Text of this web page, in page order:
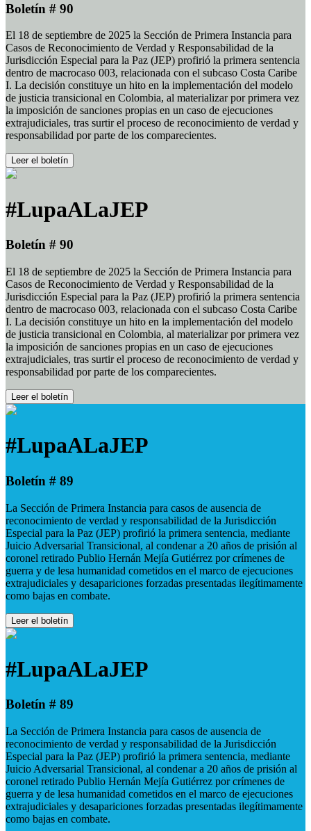
Boletín # 90
El 18 de septiembre de 2025 la Sección de Primera Instancia para
Casos de Reconocimiento de Verdad y Responsabilidad de la
Jurisdicción Especial para la Paz (JEP) profirió la primera sentencia
dentro de macrocaso 003, relacionada con el subcaso Costa Caribe
I. La decisión constituye un hito en la implementación del modelo
de justicia transicional en Colombia, al materializar por primera vez
la imposición de sanciones propias en un caso de ejecuciones
extrajudiciales, tras surtir el proceso de reconocimiento de verdad y
responsabilidad por parte de los comparecientes.
Leer el boletín
#LupaALaJEP
Boletín # 90
El 18 de septiembre de 2025 la Sección de Primera Instancia para
Casos de Reconocimiento de Verdad y Responsabilidad de la
Jurisdicción Especial para la Paz (JEP) profirió la primera sentencia
dentro de macrocaso 003, relacionada con el subcaso Costa Caribe
I. La decisión constituye un hito en la implementación del modelo
de justicia transicional en Colombia, al materializar por primera vez
la imposición de sanciones propias en un caso de ejecuciones
extrajudiciales, tras surtir el proceso de reconocimiento de verdad y
responsabilidad por parte de los comparecientes.
Leer el boletín
#LupaALaJEP
Boletín # 89
La Sección de Primera Instancia para casos de ausencia de
reconocimiento de verdad y responsabilidad de la Jurisdicción
Especial para la Paz (JEP) profirió la primera sentencia, mediante
Juicio Adversarial Transicional, al condenar a 20 años de prisión al
coronel retirado Publio Hernán Mejía Gutiérrez por crímenes de
guerra y de lesa humanidad cometidos en el marco de ejecuciones
extrajudiciales y desapariciones forzadas presentadas ilegítimamente
como bajas en combate.
Leer el boletín
#LupaALaJEP
Boletín # 89
La Sección de Primera Instancia para casos de ausencia de
reconocimiento de verdad y responsabilidad de la Jurisdicción
Especial para la Paz (JEP) profirió la primera sentencia, mediante
Juicio Adversarial Transicional, al condenar a 20 años de prisión al
coronel retirado Publio Hernán Mejía Gutiérrez por crímenes de
guerra y de lesa humanidad cometidos en el marco de ejecuciones
extrajudiciales y desapariciones forzadas presentadas ilegítimamente
como bajas en combate.